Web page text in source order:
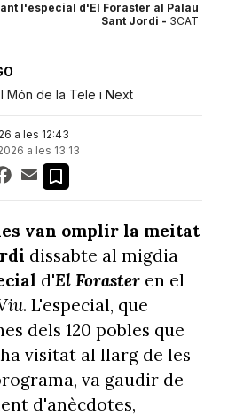
l'especial d'El Foraster al Palau
Sant Jordi - 3CAT
Món de la Tele i Next
a les 12:43
a les 13:13
Facebook
Email
van omplir la meitat
dissabte al migdia
d'ElForaster en el
. L'especial, que
dels 120 pobles que
ha visitat al llarg de les
va gaudir de
d'anècdotes,